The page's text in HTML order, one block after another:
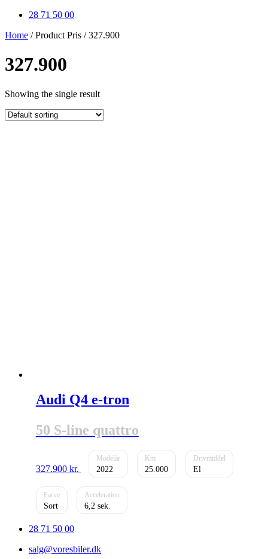
28 71 50 00
Home / Product Pris / 327.900
327.900
Showing the single result
Audi Q4 e-tron
50 S-line quattro
327.900 kr. 2022 25.000 El
Sort 6,2
28 71 50 00
salg@voresbiler.dk